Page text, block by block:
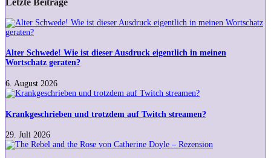
Alter
Schwede!
ist
dieser
eigentlich
in
meinen
geraten?
Alter Schwede! Wie ist dieser Ausdruck eigentlich in meinen
Wortschatz geraten?
6. August 2026
Krankgeschrieben
trotzdem
Twitch
streamen?
Krankgeschrieben und trotzdem auf Twitch streamen?
29. Juli 2026
The